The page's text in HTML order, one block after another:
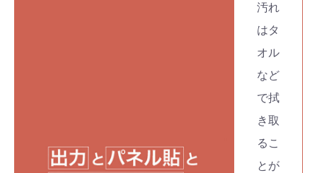
汚れ
はタ
オル
など
で拭
き取
るこ
とが